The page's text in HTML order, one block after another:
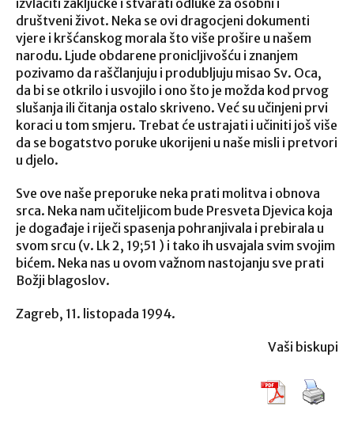
izvlačiti zaključke i stvarati odluke za osobni i
društveni život. Neka se ovi dragocjeni dokumenti
vjere i kršćanskog morala što više prošire u našem
narodu. Ljude obdarene pronicljivošću i znanjem
pozivamo da raščlanjuju i produbljuju misao Sv. Oca,
da bi se otkrilo i usvojilo i ono što je možda kod prvog
slušanja ili čitanja ostalo skriveno. Već su učinjeni prvi
koraci u tom smjeru. Trebat će ustrajati i učiniti još više
da se bogatstvo poruke ukorijeni u naše misli i pretvori
u djelo.
Sve ove naše preporuke neka prati molitva i obnova
srca. Neka nam učiteljicom bude Presveta Djevica koja
je događaje i riječi spasenja pohranjivala i prebirala u
svom srcu (v. Lk 2, 19;51 ) i tako ih usvajala svim svojim
bićem. Neka nas u ovom važnom nastojanju sve prati
Božji blagoslov.
Zagreb, 11. listopada 1994.
Vaši biskupi